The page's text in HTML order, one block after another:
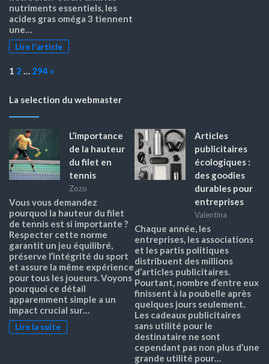
nutriments essentiels, les
acides gras oméga 3 tiennent
une…
Lire l'article
Page:
1 2 … 294 Next
»
La selection du webmaster
L’importance
de la hauteur
du filet en
tennis
Zozo
Vous vous demandez
pourquoi la hauteur du filet
de tennis est si importante ?
Respecter cette norme
garantit un jeu équilibré,
préserve l’intégrité du sport
et assure la même expérience
pour tous les joueurs. Voyons
pourquoi ce détail
apparemment simple a un
impact crucial sur…
Lire la suite
Articles
publicitaires
écologiques :
des goodies
durables pour
entreprises
Valentina
Chaque année, les
entreprises, les associations
et les partis politiques
distribuent des millions
d’articles publicitaires.
Pourtant, nombre d’entre eux
finissent à la poubelle après
quelques jours seulement.
Les cadeaux publicitaires
sans utilité pour le
destinataire ne sont
cependant pas non plus d’une
grande utilité pour…